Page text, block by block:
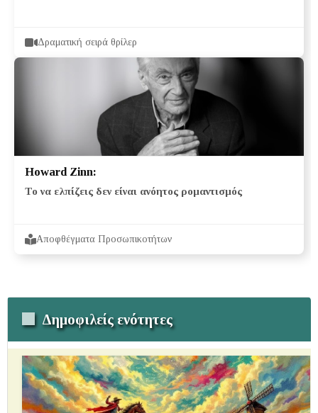
Δραματική σειρά θρίλερ
Howard Zinn:
Το να ελπίζεις δεν είναι ανόητος ρομαντισμός
Αποφθέγματα Προσωπικοτήτων
Δημοφιλείς ενότητες